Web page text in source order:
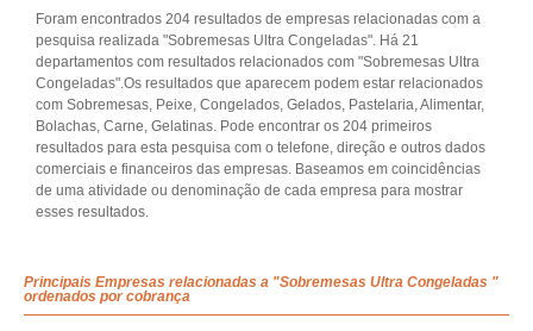
Foram encontrados 204 resultados de empresas relacionadas com a
pesquisa realizada "Sobremesas Ultra Congeladas". Há 21
departamentos com resultados relacionados com "Sobremesas Ultra
Congeladas".Os resultados que aparecem podem estar relacionados
com Sobremesas, Peixe, Congelados, Gelados, Pastelaria, Alimentar,
Bolachas, Carne, Gelatinas. Pode encontrar os 204 primeiros
resultados para esta pesquisa com o telefone, direção e outros dados
comerciais e financeiros das empresas. Baseamos em coincidências
de uma atividade ou denominação de cada empresa para mostrar
esses resultados.
Principais Empresas relacionadas a "Sobremesas Ultra Congeladas "
ordenados por cobrança